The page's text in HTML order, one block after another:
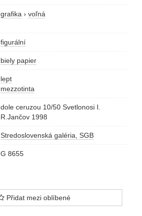
grafika › voľná
figurální
biely papier
lept
mezzotinta
dole ceruzou 10/50 Svetlonosi I.
R.Jančov 1998
Stredoslovenská galéria, SGB
G 8655
Přidat mezi oblíbené